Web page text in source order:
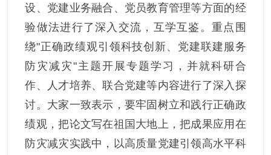
设、党建业务融合、党员教育管理等方面的经
验做法进行了深入交流，互学互鉴。 重点 围
绕"正确政绩观引领科技创新、党建联建服务
防灾减灾"主题开展专题学习，并就科研合
作、人才培养、联合党建等内容进行了深入探
讨。大家一致表示，要牢固树立和践行正确政
绩观，把论文写在祖国大地上，把成果应用在
防灾减灾实践中，以高质量党建引领高水平科